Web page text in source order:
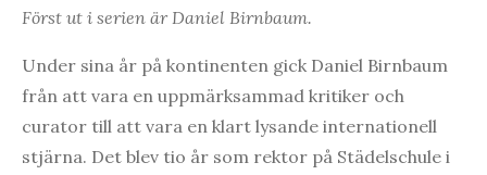
Först ut i serien är Daniel Birnbaum.
Under sina år på kontinenten gick Daniel Birnbaum
från att vara en uppmärksammad kritiker och
curator till att vara en klart lysande internationell
stjärna. Det blev tio år som rektor på Städelschule i